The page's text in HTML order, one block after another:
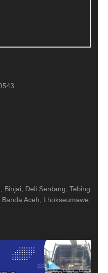
Binjai, Deli Serdang, Tebing
Aceh, Lhokseumawe,